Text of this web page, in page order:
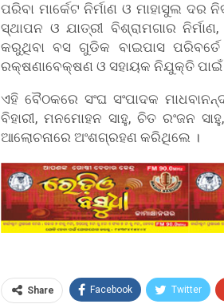
ପରିବା ମାର୍କେଟ ନିର୍ମାଣ ଓ ମାହାସୁଲ ଦର
ସ୍ଥାପନ ଓ ଯାତ୍ରୀ ବିଶ୍ରାମଗାର
କରୁଥିବା ବସ ଗୁଡିକ ବାଇପାସ
ରକ୍ଷଣାବେକ୍ଷଣ ଓ ସହାୟକ ନିଯୁକ୍ତି ପାଇଁ
ଏହି ବୈଠକରେ ସଂଘ ସଂପାଦକ
ବିହାରୀ, ମନମୋହନ ସାହୁ, ଚିତ ରଂଜନ
ଆଲୋଚନାରେ ଅଂଶଗ୍ରହଣ କରିଥିଲେ ।
Share Facebook Twitter